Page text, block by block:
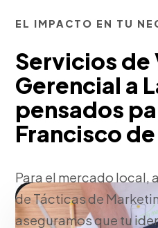
EL IMPACTO EN TU
Servicios de
Gerencial a
pensados
Francisco
Para el mercado local,
de Tácticas de
aseguramos que tu